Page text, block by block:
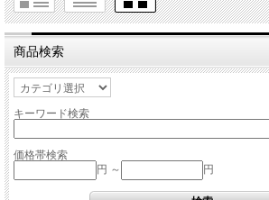
商品検索
キーワード検索
価格帯検索
円 ～
円